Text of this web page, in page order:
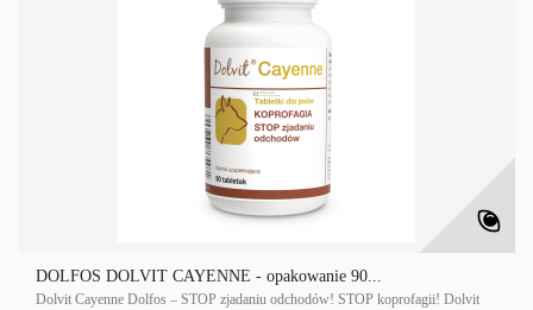
DOLFOS DOLVIT CAYENNE - opakowanie 90...
Dolvit Cayenne Dolfos – STOP zjadaniu odchodów! STOP koprofagii! Dolvit